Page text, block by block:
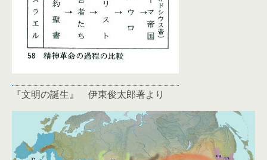
『文明の誕生』 伊東俊太郎著より